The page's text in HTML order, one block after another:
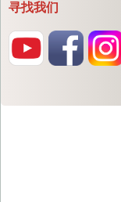
寻找我们